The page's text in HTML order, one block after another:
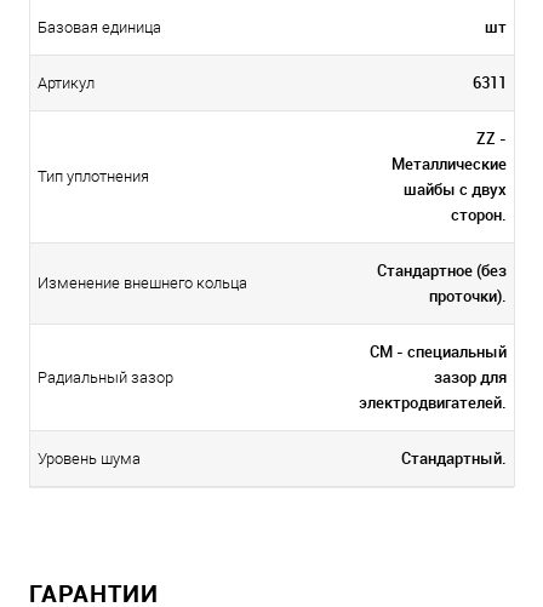
Базовая единица шт
Артикул 6311
Тип уплотнения
ZZ -
Металлические
шайбы с двух
сторон.
Изменение внешнего кольца
Стандартное (без
проточки).
Радиальный зазор
CM - специальный
зазор для
электродвигателей.
Уровень шума Стандартный.
ГАРАНТИИ